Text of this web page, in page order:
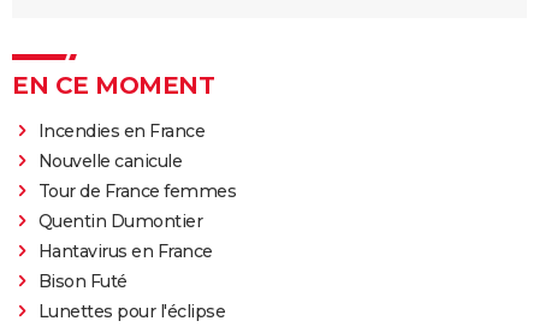
EN CE MOMENT
Incendies en France
Nouvelle canicule
Tour de France femmes
Quentin Dumontier
Hantavirus en France
Bison Futé
Lunettes pour l'éclipse